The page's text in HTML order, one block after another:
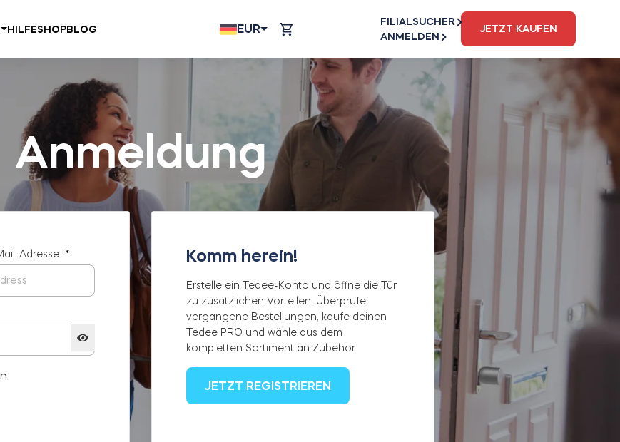
HILFESHOPBLOG EUR
FILIALSUCHER
ANMELDEN
JETZT KAUFEN
Anmeldung
Adresse * Komm herein!
Erstelle ein Tedee-Konto und öffne die Tür
zu zusätzlichen Vorteilen. Überprüfe
vergangene Bestellungen, kaufe deinen
Tedee PRO und wähle aus dem
kompletten Sortiment an Zubehör.
JETZT REGISTRIEREN